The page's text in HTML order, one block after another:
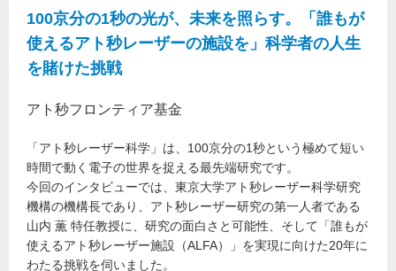
100京分の1秒の光が、未来を照らす。「誰もが
使えるアト秒レーザーの施設を」科学者の人生
を賭けた挑戦
アト秒フロンティア基金
「アト秒レーザー科学」は、100京分の1秒という極めて短い
時間で動く電子の世界を捉える最先端研究です。
今回のインタビューでは、東京大学アト秒レーザー科学研究
機構の機構長であり、アト秒レーザー研究の第一人者である
山内 薫 特任教授に、研究の面白さと可能性、そして「誰もが
使えるアト秒レーザー施設（ALFA）」を実現に向けた20年に
わたる挑戦を伺いました。